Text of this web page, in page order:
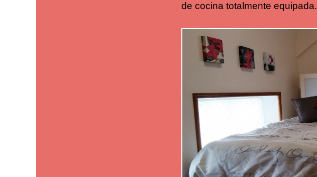
de cocina totalmente equipada.